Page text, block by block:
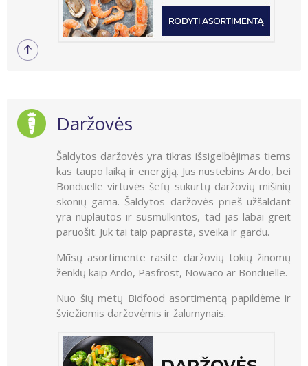
Daržovės
Šaldytos daržovės yra tikras išsigelbėjimas tiems
kas taupo laiką ir energiją. Jus nustebins Ardo, bei
Bonduelle virtuvės šefų sukurtų daržovių mišinių
skonių gama. Šaldytos daržovės prieš užšaldant
yra nuplautos ir susmulkintos, tad jas labai greit
paruošit. Juk tai taip paprasta, sveika ir gardu.
Mūsų asortimente rasite daržovių tokių žinomų
ženklų kaip Ardo, Pasfrost, Nowaco ar Bonduelle.
Nuo šių metų Bidfood asortimentą papildėme ir
šviežiomis daržovėmis ir žalumynais.